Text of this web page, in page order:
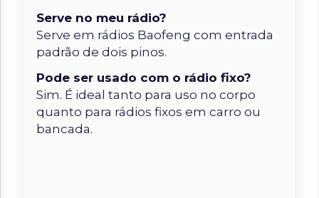
Serve no meu rádio?
Serve em rádios Baofeng com entrada
padrão de dois pinos.
Pode ser usado com o rádio fixo?
Sim. É ideal tanto para uso no corpo
quanto para rádios fixos em carro ou
bancada.